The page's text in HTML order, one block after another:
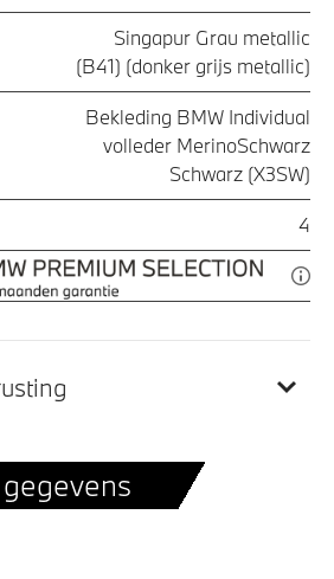
Singapur Grau metallic
(B41) (donker grijs metallic)
Bekleding BMW Individual
volleder MerinoSchwarz
Schwarz (X3SW)
4